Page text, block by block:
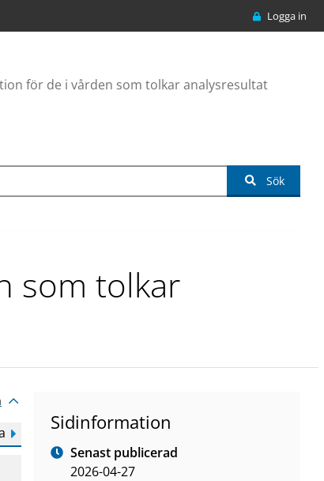
Logga in
för de i vården som tolkar analysresultat
Sök
som tolkar
Sidinformation
Senast publicerad
2026-04-27